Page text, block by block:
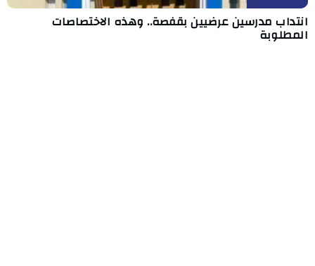
انتداب مدرسين عرضيين بقفصة.. وهذه الاختصاصات
المطلوبة